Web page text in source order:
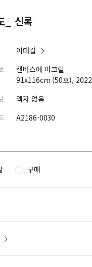
_ 신록
이태길
캔버스에 아크릴
91x116cm (50호), 2022
액자 없음
A2186-0030
구매